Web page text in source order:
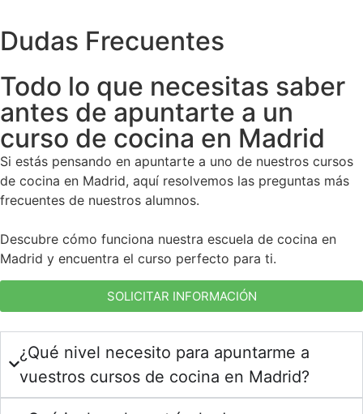
Dudas Frecuentes
Todo lo que necesitas saber
antes de apuntarte a un
curso de cocina en Madrid
Si estás pensando en apuntarte a uno de nuestros cursos
de cocina en Madrid, aquí resolvemos las preguntas más
frecuentes de nuestros alumnos.
Descubre cómo funciona nuestra escuela de cocina en
Madrid y encuentra el curso perfecto para ti.
SOLICITAR INFORMACIÓN
¿Qué nivel necesito para apuntarme a
vuestros cursos de cocina en Madrid?